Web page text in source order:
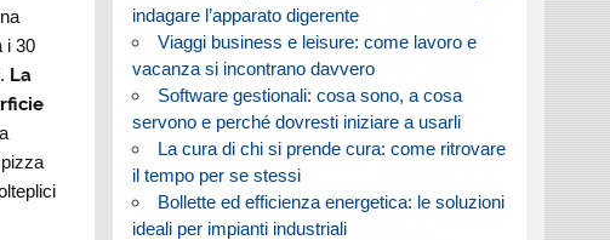
i 30
La
indagare l’apparato digerente
Viaggi business e leisure: come lavoro e
vacanza si incontrano davvero
Software gestionali: cosa sono, a cosa
servono e perché dovresti iniziare a usarli
La cura di chi si prende cura: come ritrovare
il tempo per se stessi
Bollette ed efficienza energetica: le soluzioni
ideali per impianti industriali